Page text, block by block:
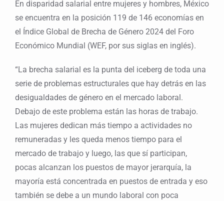
En disparidad salarial entre mujeres y hombres, México
se encuentra en la posición 119 de 146 economías en
el Índice Global de Brecha de Género 2024 del Foro
Económico Mundial (WEF, por sus siglas en inglés).
“La brecha salarial es la punta del iceberg de toda una
serie de problemas estructurales que hay detrás en las
desigualdades de género en el mercado laboral.
Debajo de este problema están las horas de trabajo.
Las mujeres dedican más tiempo a actividades no
remuneradas y les queda menos tiempo para el
mercado de trabajo y luego, las que sí participan,
pocas alcanzan los puestos de mayor jerarquía, la
mayoría está concentrada en puestos de entrada y eso
también se debe a un mundo laboral con poca